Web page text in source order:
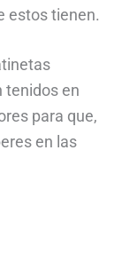
estos tienen.
tenidos en
para que,
en las